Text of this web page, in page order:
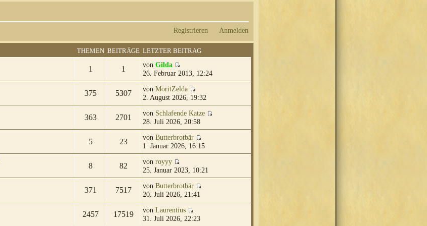
Registrieren Anmelden
THEMEN BEITRÄGE LETZTER BEITRAG
1 1 von Gilda
26. Februar 2013, 12:24
375 5307 von MoritZelda
2. August 2026, 19:32
363 2701 von Schlafende Katze
28. Juli 2026, 20:58
5 23 von Butterbrotbär
1. Januar 2026, 16:15
8 82 von royyy
25. Januar 2023, 10:21
371 7517 von Butterbrotbär
20. Juli 2026, 21:41
2457 17519 von Laurentius
31. Juli 2026, 22:23